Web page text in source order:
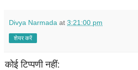
Divya Narmada at 3:21:00 pm
शेयर करें
कोई टिप्पणी नहीं: